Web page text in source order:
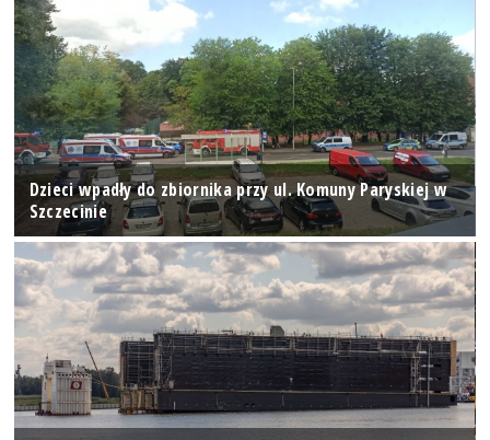
Dzieci wpadły do zbiornika przy ul. Komuny Paryskiej w
Szczecinie